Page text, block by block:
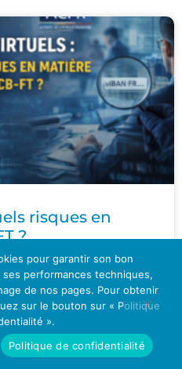
risques en
?
aux services
sous l’angle de la
de capitaux et le
pour garantir son bon
performances techniques,
de nos pages. Pour obtenir
sur le bouton sur « Politique
».
Politique de confidentialité